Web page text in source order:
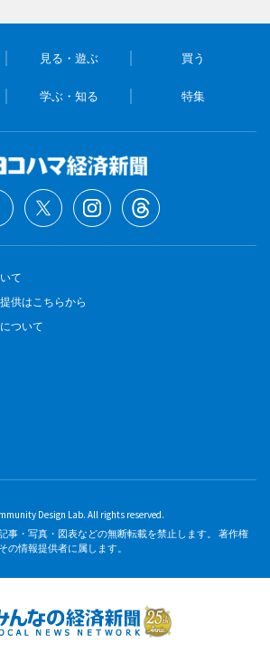
見る・遊ぶ 買う
学ぶ・知る 特集
て
供はこちらから
ついて
Design Lab. All rights reserved.
事・写真・図表などの無断転載を禁止します。 著作権
の情報提供者に属します。